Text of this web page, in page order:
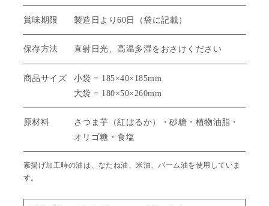
賞味期限 製造日より60日（袋に記載）
保存方法 直射日光、高温多湿をおさけください
商品サイズ
小袋 = 185×40×185mm
大袋 = 180×50×260mm
原材料
さつま芋（紅はるか）・砂糖・植物油脂・
オリゴ糖・食塩
素揚げ加工時の油は、なたね油、米油、パーム油を使用していま
す。